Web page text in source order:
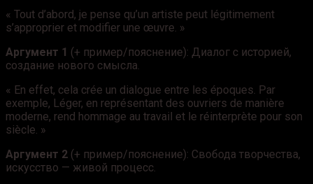
« Tout d’abord, je pense qu’un artiste peut légitimement
s’approprier et modifier une œuvre. »
Аргумент 1 (+ пример/пояснение): Диалог с историей,
создание нового смысла.
« En effet, cela crée un dialogue entre les époques. Par
exemple, Léger, en représentant des ouvriers de manière
moderne, rend hommage au travail et le réinterprète pour son
siècle. »
Аргумент 2 (+ пример/пояснение): Свобода творчества,
искусство — живой процесс.